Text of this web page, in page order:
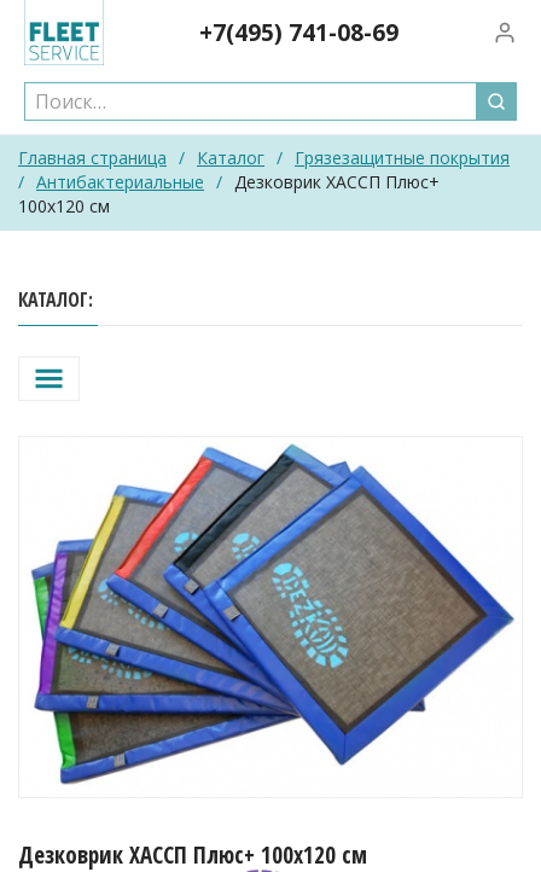
content
+7(495) 741-08-69
Главная страница / Каталог / Грязезащитные покрытия
/ Антибактериальные / Дезковрик ХАССП Плюс+
100х120 см
Дезковрик ХАССП Плюс+ 100х120 см
КАТАЛОГ